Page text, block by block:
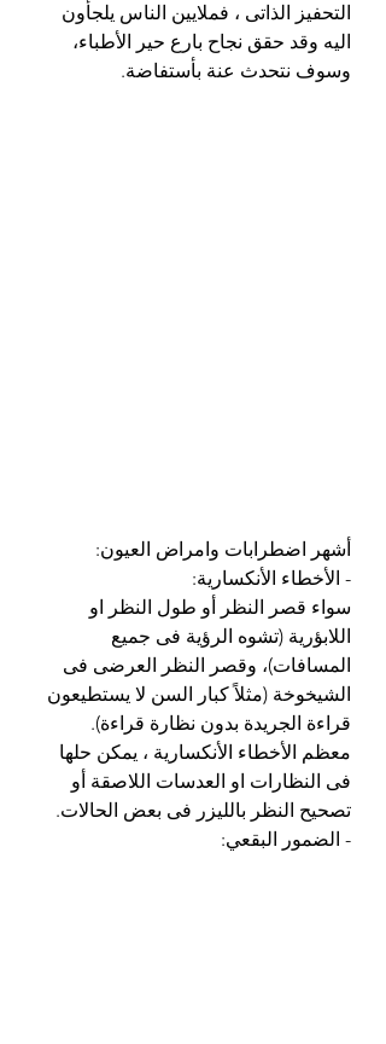
التحفيز الذاتى ، فملايين الناس يلجأون
اليه وقد حقق نجاح بارع حير الأطباء،
وسوف نتحدث عنة بأستفاضة.
أشهر اضطرابات وامراض العيون:
- الأخطاء الأنكسارية:
سواء قصر النظر أو طول النظر او
اللابؤرية (تشوه الرؤية فى جميع
المسافات)، وقصر النظر العرضى فى
الشيخوخة (مثلاً كبار السن لا يستطيعون
قراءة الجريدة بدون نظارة قراءة).
معظم الأخطاء الأنكسارية ، يمكن حلها
فى النظارات او العدسات اللاصقة أو
تصحيح النظر بالليزر فى بعض الحالات.
- الضمور البقعي: